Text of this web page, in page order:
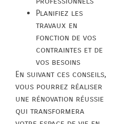
Planifiez les
travaux en
fonction de vos
contraintes et de
vos besoins
En suivant ces conseils,
vous pourrez réaliser
une rénovation réussie
qui transformera